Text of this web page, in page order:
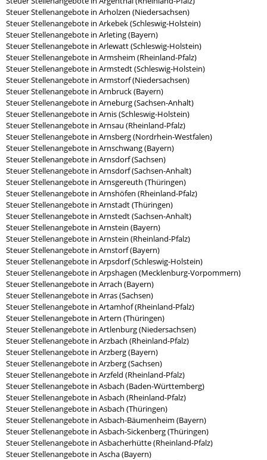
Steuer Stellenangebote in Arholzen (Niedersachsen)
Steuer Stellenangebote in Arkebek (Schleswig-Holstein)
Steuer Stellenangebote in Arleting (Bayern)
Steuer Stellenangebote in Arlewatt (Schleswig-Holstein)
Steuer Stellenangebote in Armsheim (Rheinland-Pfalz)
Steuer Stellenangebote in Armstedt (Schleswig-Holstein)
Steuer Stellenangebote in Armstorf (Niedersachsen)
Steuer Stellenangebote in Arnbruck (Bayern)
Steuer Stellenangebote in Arneburg (Sachsen-Anhalt)
Steuer Stellenangebote in Arnis (Schleswig-Holstein)
Steuer Stellenangebote in Arnsau (Rheinland-Pfalz)
Steuer Stellenangebote in Arnsberg (Nordrhein-Westfalen)
Steuer Stellenangebote in Arnschwang (Bayern)
Steuer Stellenangebote in Arnsdorf (Sachsen)
Steuer Stellenangebote in Arnsdorf (Sachsen-Anhalt)
Steuer Stellenangebote in Arnsgereuth (Thüringen)
Steuer Stellenangebote in Arnshöfen (Rheinland-Pfalz)
Steuer Stellenangebote in Arnstadt (Thüringen)
Steuer Stellenangebote in Arnstedt (Sachsen-Anhalt)
Steuer Stellenangebote in Arnstein (Bayern)
Steuer Stellenangebote in Arnstein (Rheinland-Pfalz)
Steuer Stellenangebote in Arnstorf (Bayern)
Steuer Stellenangebote in Arpsdorf (Schleswig-Holstein)
Steuer Stellenangebote in Arpshagen (Mecklenburg-Vorpommern)
Steuer Stellenangebote in Arrach (Bayern)
Steuer Stellenangebote in Arras (Sachsen)
Steuer Stellenangebote in Artamhof (Rheinland-Pfalz)
Steuer Stellenangebote in Artern (Thüringen)
Steuer Stellenangebote in Artlenburg (Niedersachsen)
Steuer Stellenangebote in Arzbach (Rheinland-Pfalz)
Steuer Stellenangebote in Arzberg (Bayern)
Steuer Stellenangebote in Arzberg (Sachsen)
Steuer Stellenangebote in Arzfeld (Rheinland-Pfalz)
Steuer Stellenangebote in Asbach (Baden-Württemberg)
Steuer Stellenangebote in Asbach (Rheinland-Pfalz)
Steuer Stellenangebote in Asbach (Thüringen)
Steuer Stellenangebote in Asbach-Bäumenheim (Bayern)
Steuer Stellenangebote in Asbach-Sickenberg (Thüringen)
Steuer Stellenangebote in Asbacherhütte (Rheinland-Pfalz)
Steuer Stellenangebote in Ascha (Bayern)